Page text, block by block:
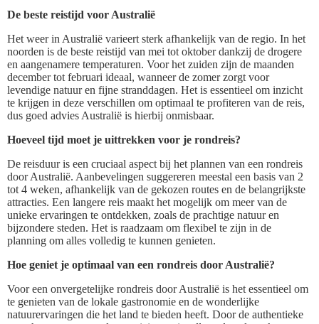
De beste reistijd voor Australië
Het weer in Australië varieert sterk afhankelijk van de regio. In het
noorden is de beste reistijd van mei tot oktober dankzij de drogere
en aangenamere temperaturen. Voor het zuiden zijn de maanden
december tot februari ideaal, wanneer de zomer zorgt voor
levendige natuur en fijne stranddagen. Het is essentieel om inzicht
te krijgen in deze verschillen om optimaal te profiteren van de reis,
dus goed advies Australië is hierbij onmisbaar.
Hoeveel tijd moet je uittrekken voor je rondreis?
De reisduur is een cruciaal aspect bij het plannen van een rondreis
door Australië. Aanbevelingen suggereren meestal een basis van 2
tot 4 weken, afhankelijk van de gekozen routes en de belangrijkste
attracties. Een langere reis maakt het mogelijk om meer van de
unieke ervaringen te ontdekken, zoals de prachtige natuur en
bijzondere steden. Het is raadzaam om flexibel te zijn in de
planning om alles volledig te kunnen genieten.
Hoe geniet je optimaal van een rondreis door Australië?
Voor een onvergetelijke rondreis door Australië is het essentieel om
te genieten van de lokale gastronomie en de wonderlijke
natuurervaringen die het land te bieden heeft. Door de authentieke